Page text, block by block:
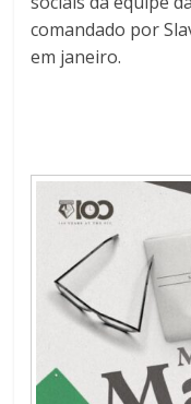
comandado por
em janeiro.